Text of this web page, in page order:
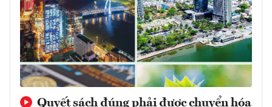
Quyết sách đúng phải được chuyển hóa